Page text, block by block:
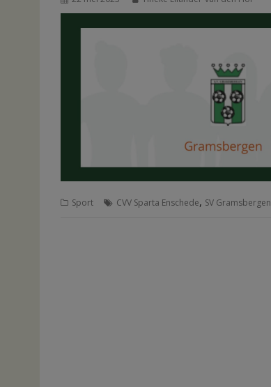
Sport CVV Sparta Enschede, SV Gramsbergen